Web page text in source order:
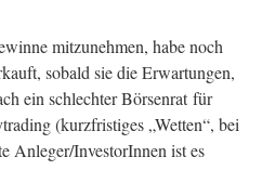
mitzunehmen, habe noch
sobald sie die Erwartungen,
ein schlechter Börsenrat für
(kurzfristiges „Wetten“, bei
Anleger/InvestorInnen ist es